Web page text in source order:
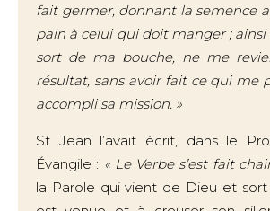
fait germer, donnant la semence
pain à celui qui doit manger ;
sort de ma bouche, ne me
résultat, sans avoir fait ce qui me
accompli sa mission. »
St Jean l’avait écrit, dans le
Évangile : « Le Verbe s’est fait
la Parole qui vient de Dieu et